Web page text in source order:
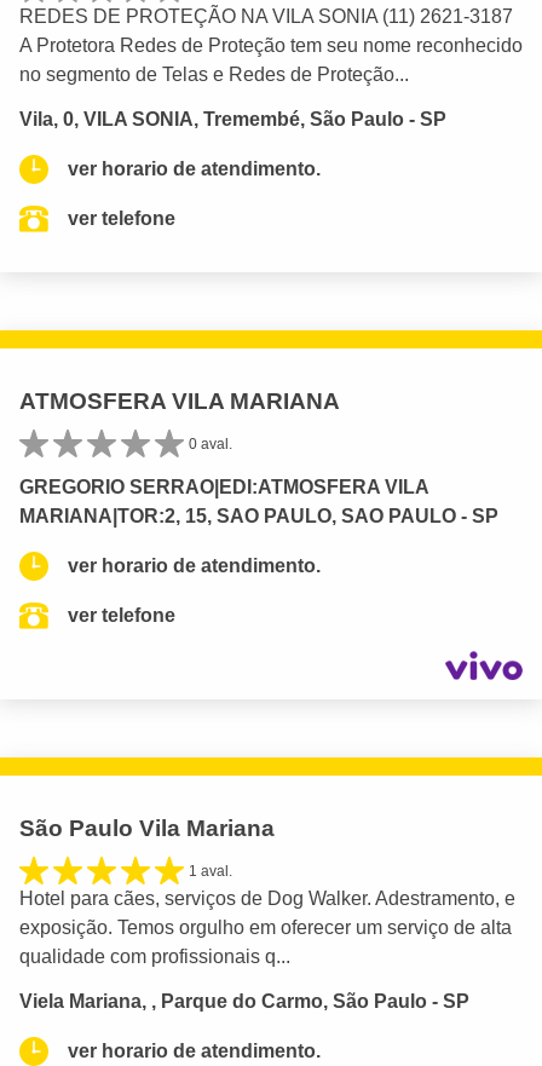
REDES DE PROTEÇÃO NA VILA SONIA (11) 2621-3187
A Protetora Redes de Proteção tem seu nome reconhecido
no segmento de Telas e Redes de Proteção...
Vila, 0, VILA SONIA, Tremembé, São Paulo - SP
ver horario de atendimento.
ver telefone
ATMOSFERA VILA MARIANA
0 aval.
GREGORIO SERRAO|EDI:ATMOSFERA VILA
MARIANA|TOR:2, 15, SAO PAULO, SAO PAULO - SP
ver horario de atendimento.
ver telefone
São Paulo Vila Mariana
1 aval.
Hotel para cães, serviços de Dog Walker. Adestramento, e
exposição. Temos orgulho em oferecer um serviço de alta
qualidade com profissionais q...
Viela Mariana, , Parque do Carmo, São Paulo - SP
ver horario de atendimento.